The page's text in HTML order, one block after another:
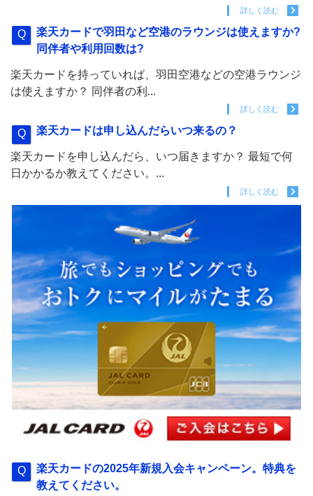
詳しく読む
楽天カードで羽田など空港のラウンジは使えますか?
同伴者や利用回数は?
楽天カードを持っていれば、羽田空港などの空港ラウンジ
は使えますか？ 同伴者の利...
詳しく読む
楽天カードは申し込んだらいつ来るの？
楽天カードを申し込んだら、いつ届きますか？ 最短で何
日かかるか教えてください。...
詳しく読む
楽天カードの2025年新規入会キャンペーン。特典を
教えてください。